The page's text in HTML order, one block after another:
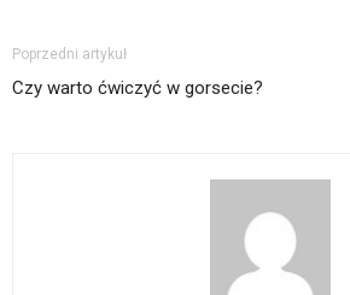
Poprzedni artykuł
Czy warto ćwiczyć w gorsecie?